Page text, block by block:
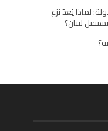
لماذا يُعدّ نزع
لبنان؟